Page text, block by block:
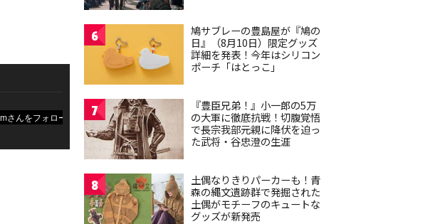
6
鳩サブレーの豊島屋が『鳩の
日』（8月10日）限定グッズ
詳細を発表！今年はシリコン
ポーチ「はとっこ」
7
『豊臣兄弟！』小一郎の5万
の大軍に徹底抗戦！切腹覚悟
で長宗我部元親に降伏を迫っ
た武将・谷忠澄の生涯
8
土偶なりきりパーカーも！青
森の縄文遺跡群で発掘された
土偶がモチーフのキュートな
グッズが新発売